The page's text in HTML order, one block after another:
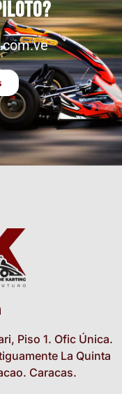
Piso 1. Ofic Única.
La Quinta
Caracas.